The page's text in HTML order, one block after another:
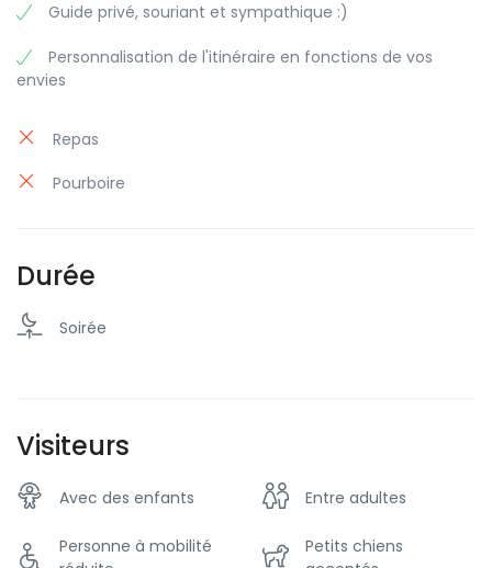
Guide privé, souriant et sympathique :)
Personnalisation de l'itinéraire en fonctions de vos
envies
Repas
Pourboire
Durée
Soirée
Visiteurs
Avec des enfants Entre adultes
Personne à mobilité
Petits chiens